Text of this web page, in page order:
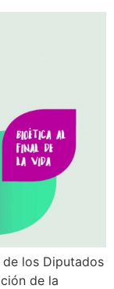
los Diputados
de la